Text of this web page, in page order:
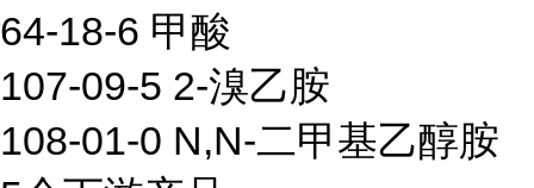
64-18-6 甲酸
107-09-5 2-溴乙胺
108-01-0 N,N-二甲基乙醇胺